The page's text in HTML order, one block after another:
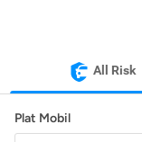
All Risk
Plat Mobil